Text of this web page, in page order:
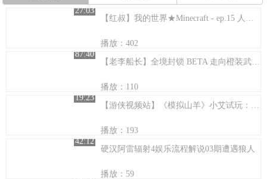
27:03
【红叔】我的世界★Minecraft - ep.15 人工樱花树完成，干杯庆祝！【五周目刺客信条篇】
播放：402
87:40
【老李船长】全境封锁 BETA 走向橙装武器的路程 然后嘻嘻嘻！~
播放：110
19:23
【游侠视频站】《模拟山羊》小艾试玩：恶意卖萌必须死！
播放：193
42:12
硬汉阿雷辐射4娱乐流程解说03期遭遇狼人
播放：59